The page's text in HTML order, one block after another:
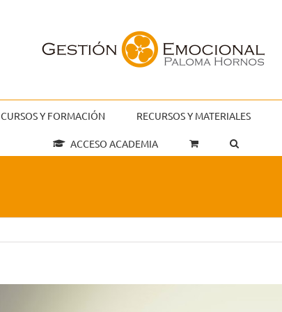
CURSOS Y FORMACIÓN RECURSOS Y MATERIALES
ACCESO ACADEMIA